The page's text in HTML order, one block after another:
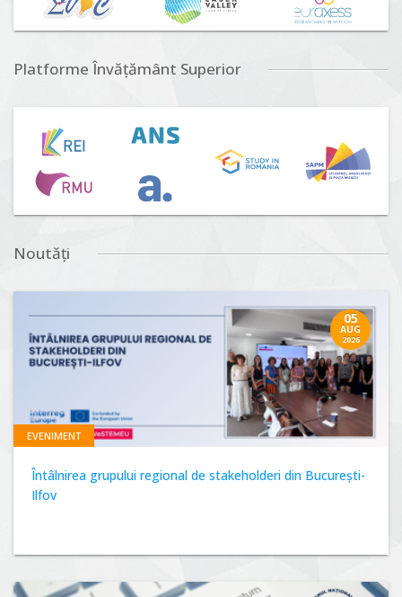
Platforme Învățământ Superior
Noutăți
05
AUG
2026
EVENIMENT
Întâlnirea grupului regional de stakeholderi din București-
Ilfov